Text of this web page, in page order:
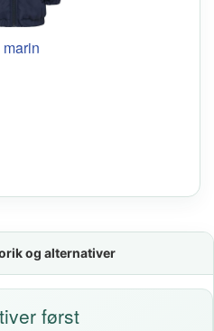
og alternativer
først